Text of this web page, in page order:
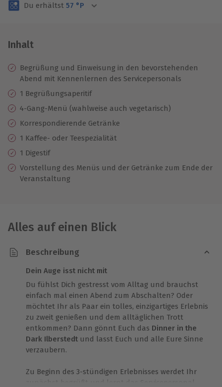
Volle Flexibilität
3 Jahre gültig & verlängerbar.
Du erhältst 57 °P
Inhalt
Begrüßung und Einweisung in den bevorstehenden
Abend mit Kennenlernen des Servicepersonals
1 Begrüßungsaperitif
4-Gang-Menü (wahlweise auch vegetarisch)
Korrespondierende Getränke
1 Kaffee- oder Teespezialität
1 Digestif
Vorstellung des Menüs und der Getränke zum Ende der
Veranstaltung
Alles auf einen Blick
Beschreibung
Dein Auge isst nicht mit
Du fühlst Dich gestresst vom Alltag und brauchst
einfach mal einen Abend zum Abschalten? Oder
möchtet Ihr als Paar ein tolles, einzigartiges Erlebnis
zu zweit genießen und dem alltäglichen Trott
entkommen? Dann gönnt Euch das Dinner in the
Dark Ilberstedt und lasst Euch und alle Eure Sinne
verzaubern.
Zu Beginn des 3-stündigen Erlebnisses werdet Ihr
zunächst begrüßt und lernt das Servicepersonal